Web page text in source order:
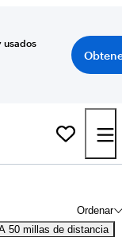
usados
Ordenar
50 millas de distancia